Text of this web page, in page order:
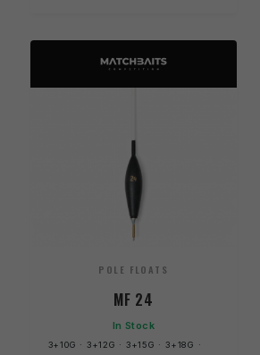
POLE FLOATS
MF 24
In Stock
3+10G · 3+12G · 3+15G · 3+18G ·